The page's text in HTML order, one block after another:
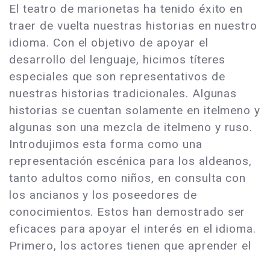
El teatro de marionetas ha tenido éxito en
traer de vuelta nuestras historias en nuestro
idioma. Con el objetivo de apoyar el
desarrollo del lenguaje, hicimos títeres
especiales que son representativos de
nuestras historias tradicionales. Algunas
historias se cuentan solamente en itelmeno y
algunas son una mezcla de itelmeno y ruso.
Introdujimos esta forma como una
representación escénica para los aldeanos,
tanto adultos como niños, en consulta con
los ancianos y los poseedores de
conocimientos. Estos han demostrado ser
eficaces para apoyar el interés en el idioma.
Primero, los actores tienen que aprender el